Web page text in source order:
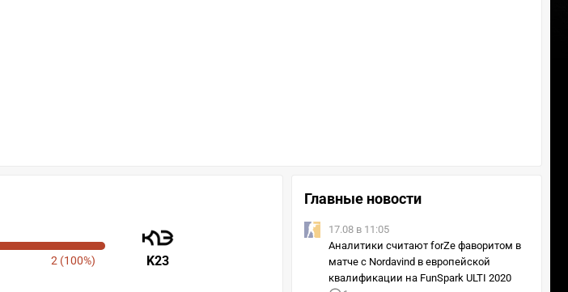
K23
2 (100%)
Главные новости
17.08 в 11:05
Аналитики считают forZe фаворитом в
матче с Nordavind в европейской
квалификации на FunSpark ULTI 2020